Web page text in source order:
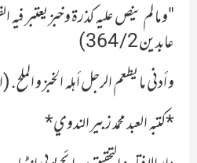
"وما لم ينص عليه كذرة وخبز يعتبر فيه
عابدين 2/ 364)
و أدنى ما يطعم الرجل أهله الخبز و الملح.
*كتبه العبد محمد زبير الندوي*